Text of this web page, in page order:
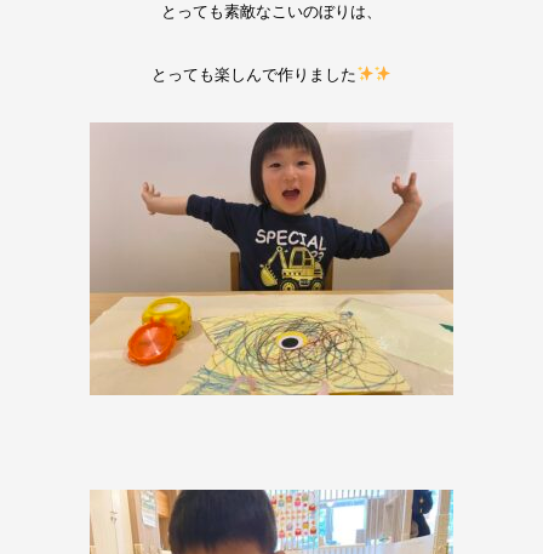
とっても素敵なこいのぼりは、
とっても楽しんで作りました